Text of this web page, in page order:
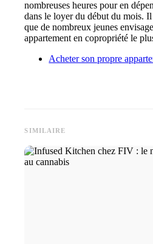
nombreuses heures pour en
dans le loyer du début du mois. Il
que de nombreux jeunes
appartement en copropriété le
Acheter son propre
SIMILAIRE